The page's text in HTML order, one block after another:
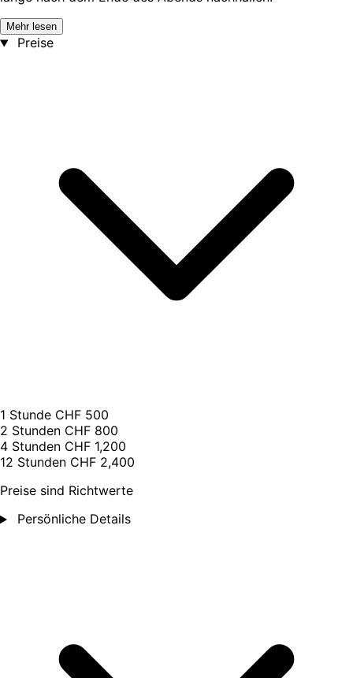
Mehr lesen
Preise
1 Stunde CHF 500
2 Stunden CHF 800
4 Stunden CHF 1,200
12 Stunden CHF 2,400
Preise sind Richtwerte
Persönliche Details